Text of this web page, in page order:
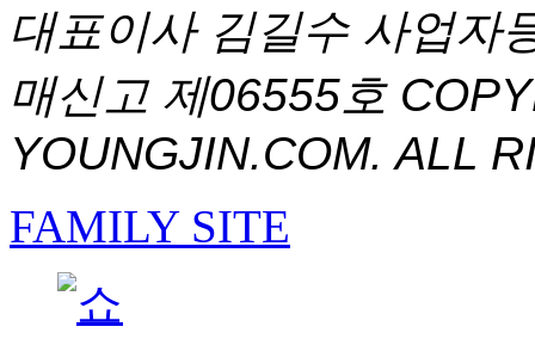
대표이사 김길수 사업자
매신고 제06555호
YOUNGJIN.COM. ALL
FAMILY SITE